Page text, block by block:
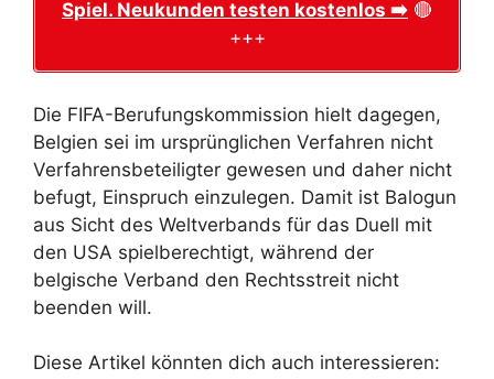
Spiel. Neukunden testen kostenlos ➡️ 🔴
+++
Die FIFA-Berufungskommission hielt dagegen,
Belgien sei im ursprünglichen Verfahren nicht
Verfahrensbeteiligter gewesen und daher nicht
befugt, Einspruch einzulegen. Damit ist Balogun
aus Sicht des Weltverbands für das Duell mit
den USA spielberechtigt, während der
belgische Verband den Rechtsstreit nicht
beenden will.
Diese Artikel könnten dich auch interessieren: